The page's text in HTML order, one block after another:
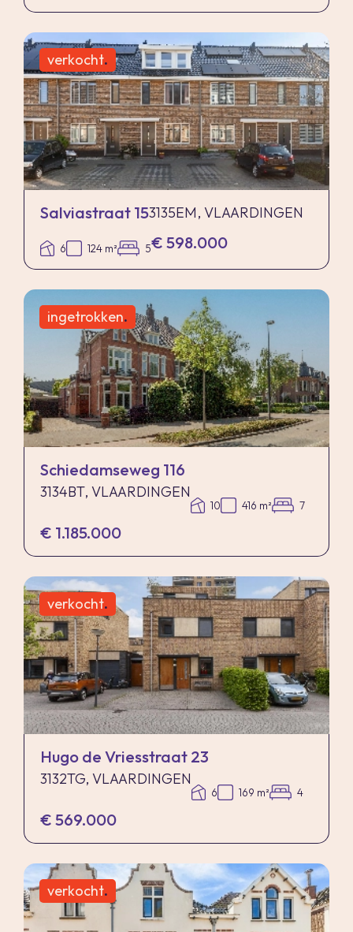
verkocht.
Salviastraat 153135EM, VLAARDINGEN
6 124 m² 5€ 598.000
ingetrokken.
Schiedamseweg 116
3134BT, VLAARDINGEN
10 416 m² 7
€ 1.185.000
verkocht.
Hugo de Vriesstraat 23
3132TG, VLAARDINGEN
6 169 m² 4
€ 569.000
verkocht.